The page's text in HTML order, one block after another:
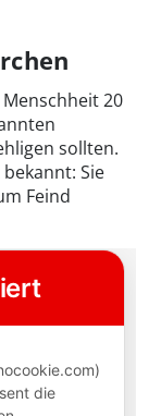
20
sollten.
Sie
Feind